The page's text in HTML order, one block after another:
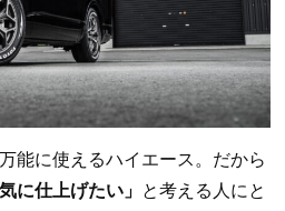
能に使えるハイエース。だから
に仕上げたい」 と考える人にと